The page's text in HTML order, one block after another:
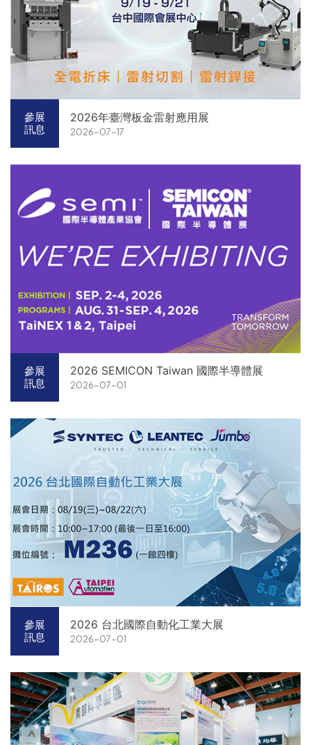
參展
訊息
2026年臺灣板金雷射應用展
2026-07-17
參展
訊息
2026 SEMICON Taiwan 國際半導體展
2026-07-01
參展
訊息
2026 台北國際自動化工業大展
2026-07-01